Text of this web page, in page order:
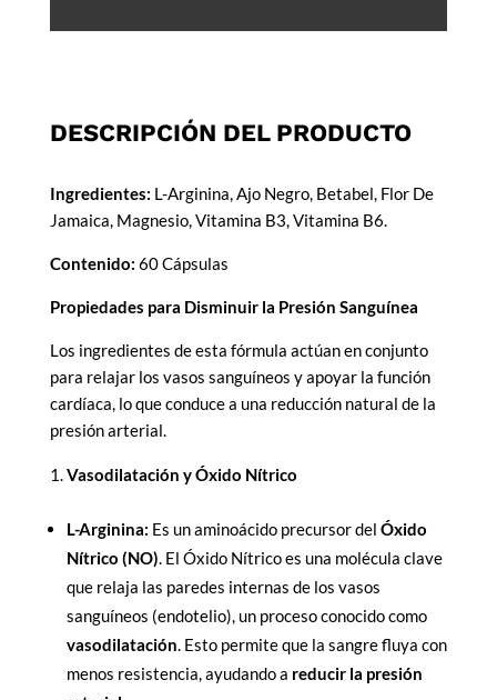
DESCRIPCIÓN DEL PRODUCTO
Ingredientes: L-Arginina, Ajo Negro, Betabel, Flor De
Jamaica, Magnesio, Vitamina B3, Vitamina B6.
Contenido: 60 Cápsulas
Propiedades para Disminuir la Presión Sanguínea
Los ingredientes de esta fórmula actúan en conjunto
para relajar los vasos sanguíneos y apoyar la función
cardíaca, lo que conduce a una reducción natural de la
presión arterial.
Vasodilatación y Óxido Nítrico
L-Arginina: Es un aminoácido precursor del Óxido
Nítrico (NO). El Óxido Nítrico es una molécula clave
que relaja las paredes internas de los vasos
sanguíneos (endotelio), un proceso conocido como
vasodilatación. Esto permite que la sangre fluya con
menos resistencia, ayudando a reducir la presión